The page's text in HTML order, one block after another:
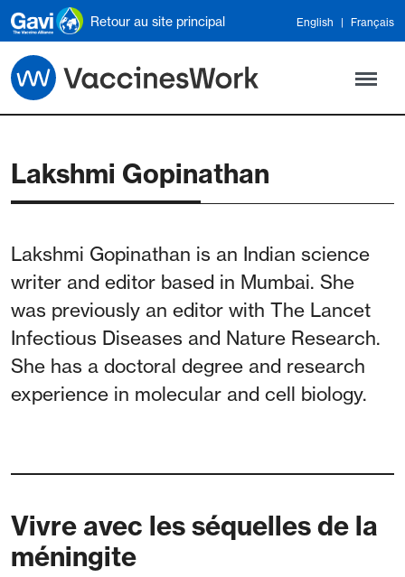
Skip to main content
Retour au site principal English Français
Lakshmi Gopinathan
Lakshmi Gopinathan is an Indian science
writer and editor based in Mumbai. She
was previously an editor with The Lancet
Infectious Diseases and Nature Research.
She has a doctoral degree and research
experience in molecular and cell biology.
Vivre avec les séquelles de la
méningite